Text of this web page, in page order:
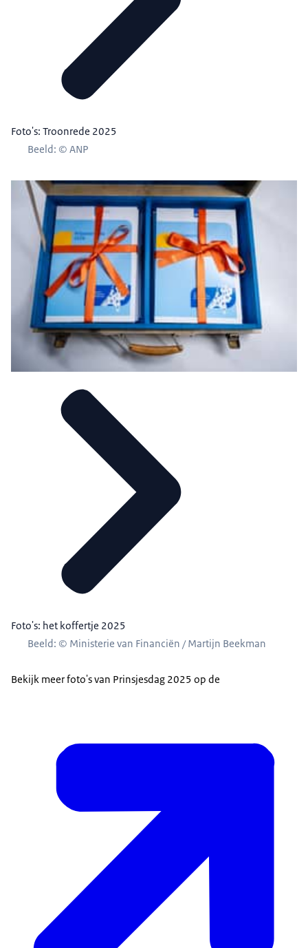
Foto's: Troonrede 2025
Beeld: © ANP
Foto's: het koffertje 2025
Beeld: © Ministerie van Financiën / Martijn Beekman
Bekijk meer foto's van Prinsjesdag 2025 op de